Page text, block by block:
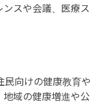
スや会議、医療ス
民向けの健康教育や
地域の健康増進や公